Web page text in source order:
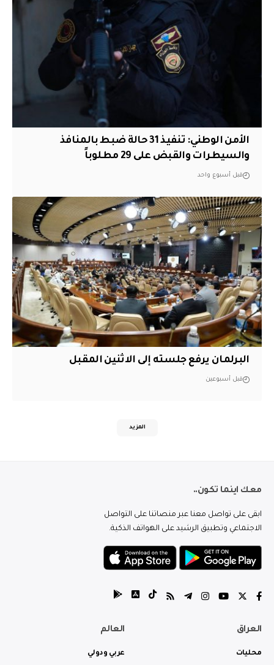
الأمن الوطني: تنفيذ 31 حالة ضبط بالمنافذ
والسيطرات والقبض على 29 مطلوباً
قبل أسبوع واحد
البرلمان يرفع جلسته إلى الاثنين المقبل
قبل أسبوعين
المزيد
معك اينما تكون..
ابقى على تواصل معنا عبر منصاتنا على التواصل
الاجتماعي وتطبيق الرشيد على الهواتف الذكية.
العراق
محليات
العالم
عربي ودولي